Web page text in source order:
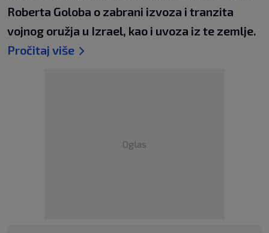
Roberta Goloba o zabrani izvoza i tranzita
vojnog oružja u Izrael, kao i uvoza iz te zemlje.
Pročitaj više
Oglas